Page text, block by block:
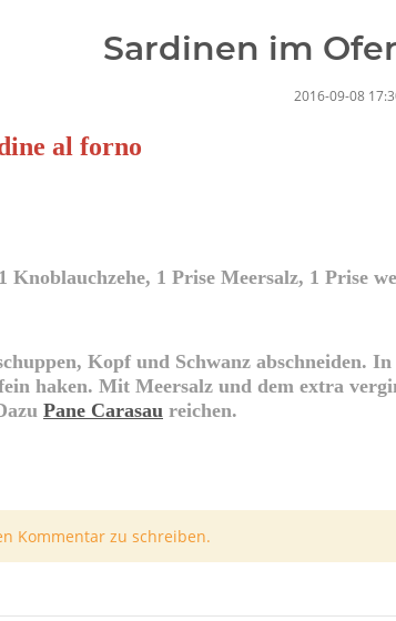
Sardinen im
2016-09-08
al forno
Knoblauchzehe, 1 Prise Meersalz, 1 Prise
Kopf und Schwanz abschneiden.
haken. Mit Meersalz und dem extra
Pane Carasau reichen.
Kommentar zu schreiben.